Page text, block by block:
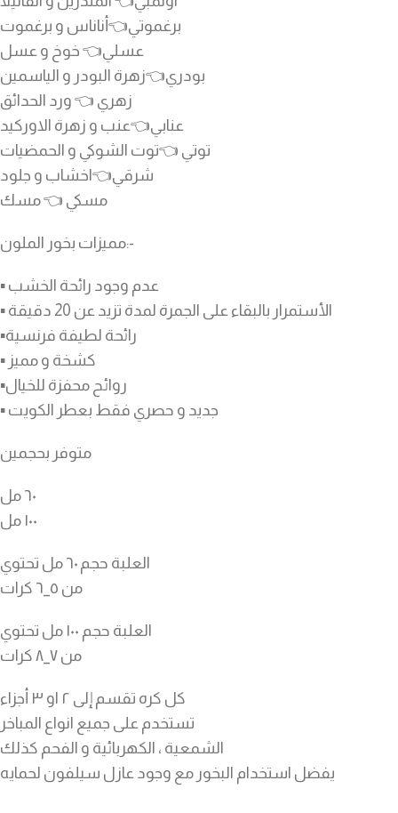
برغموتي👈أناناس و برغموت
عسلي👈 خوخ و عسل
بودري👈زهرة البودر و الياسمين
زهري 👈 ورد الحدائق
عنابي👈عنب و زهرة الاوركيد
توتي 👈توت الشوكي و الحمضيات
شرقي👈اخشاب و جلود
مسكي 👈 مسك
مميزات بخور الملون:-
▪︎ عدم وجود رائحة الخشب
▪︎ الأستمرار بالبقاء على الجمرة لمدة تزيد عن 20 دقيقة
▪︎رائحة لطيفة فرنسية
▪︎ كشخة و مميز
▪︎روائح محفزة للخيال
▪︎ جديد و حصري فقط بعطر الكويت
متوفر بحجمين
٦٠ مل
١٠٠ مل
العلبة حجم ٦٠ مل تحتوي
من ٥_٦ كرات
العلبة حجم ١٠٠ مل تحتوي
من ٧_٨ كرات
كل كره تقسم إلى ٢ او ٣ أجزاء
تستخدم على جميع انواع المباخر
الشمعية ، الكهربائية و الفحم كذلك
يفضل استخدام البخور مع وجود عازل سيلفون لحمايه